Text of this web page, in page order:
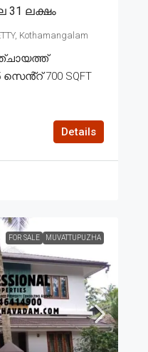
31 ലക്ഷം
Kothamangalam
700 SQFT
Details
FOR SALE MUVATTUPUZHA